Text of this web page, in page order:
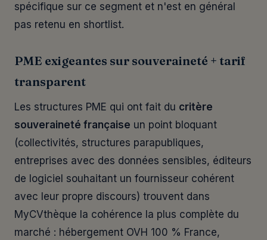
spécifique sur ce segment et n'est en général
pas retenu en shortlist.
PME exigeantes sur souveraineté + tarif
transparent
Les structures PME qui ont fait du critère
souveraineté française un point bloquant
(collectivités, structures parapubliques,
entreprises avec des données sensibles, éditeurs
de logiciel souhaitant un fournisseur cohérent
avec leur propre discours) trouvent dans
MyCVthèque la cohérence la plus complète du
marché : hébergement OVH 100 % France,